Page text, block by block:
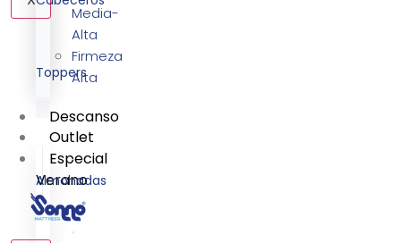
Toppers
Outlet
Especial
Verano
Media-
Alta
Firmeza
Alta
Descanso
Almohadas